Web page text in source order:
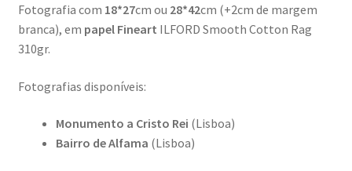
Flores em ponto Macro / Macro Spot Flowers
Fotograficamente
Génesis
Fotografia com 18*27cm ou 28*42cm (+2cm de margem
branca), em papel Fineart ILFORD Smooth Cotton Rag
310gr.
Fotografias disponíveis:
Monumento a Cristo Rei (Lisboa)
Bairro de Alfama (Lisboa)